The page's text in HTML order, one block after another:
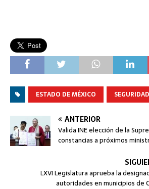
ESTADO DE MÉXICO SEGURIDAD
ANTERIOR
Valida INE elección de la
constancias a próximos
LXVI Legislatura aprueba la
autoridades en municipios de